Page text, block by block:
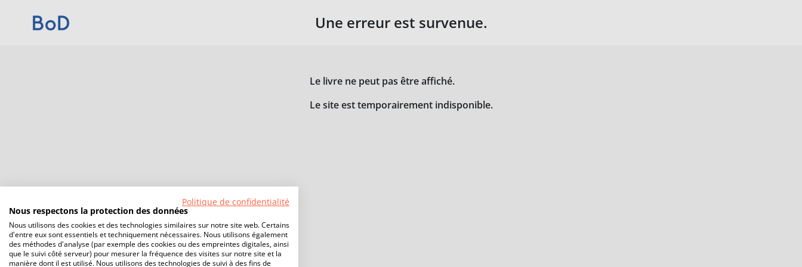
Une erreur est survenue.
Le livre ne peut pas être affiché.
Le site est temporairement indisponible.
Politique de confidentialité
Nous respectons la protection des données
Nous utilisons des cookies et des technologies similaires sur notre site web. Certains
d'entre eux sont essentiels et techniquement nécessaires. Nous utilisons également
des méthodes d'analyse (par exemple des cookies ou des empreintes digitales, ainsi
que le suivi côté serveur) pour mesurer la fréquence des visites sur notre site et la
manière dont il est utilisé. Nous utilisons des technologies de suivi à des fins de